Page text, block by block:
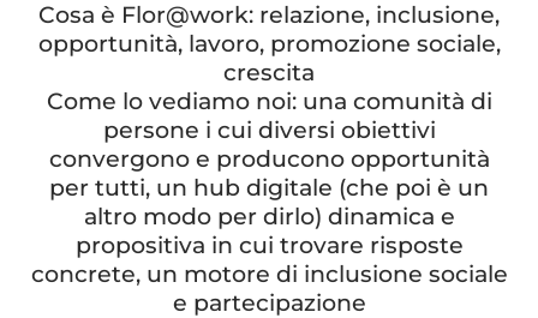
Cosa è Flor@work: relazione, inclusione,
opportunità, lavoro, promozione sociale,
crescita
Come lo vediamo noi: una comunità di
persone i cui diversi obiettivi
convergono e producono opportunità
per tutti, un hub digitale (che poi è un
altro modo per dirlo) dinamica e
propositiva in cui trovare risposte
concrete, un motore di inclusione sociale
e partecipazione